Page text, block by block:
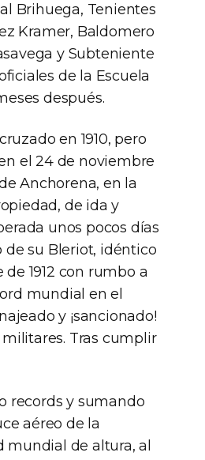
Brihuega, Tenientes
Kramer, Baldomero
y Subteniente
de la Escuela
después.
en 1910, pero
el 24 de noviembre
Anchorena, en la
de ida y
unos pocos días
de su Bleriot, idéntico
1912 con rumbo a
mundial en el
y ¡sancionado!
Tras cumplir
records y sumando
aéreo de la
mundial de altura, al